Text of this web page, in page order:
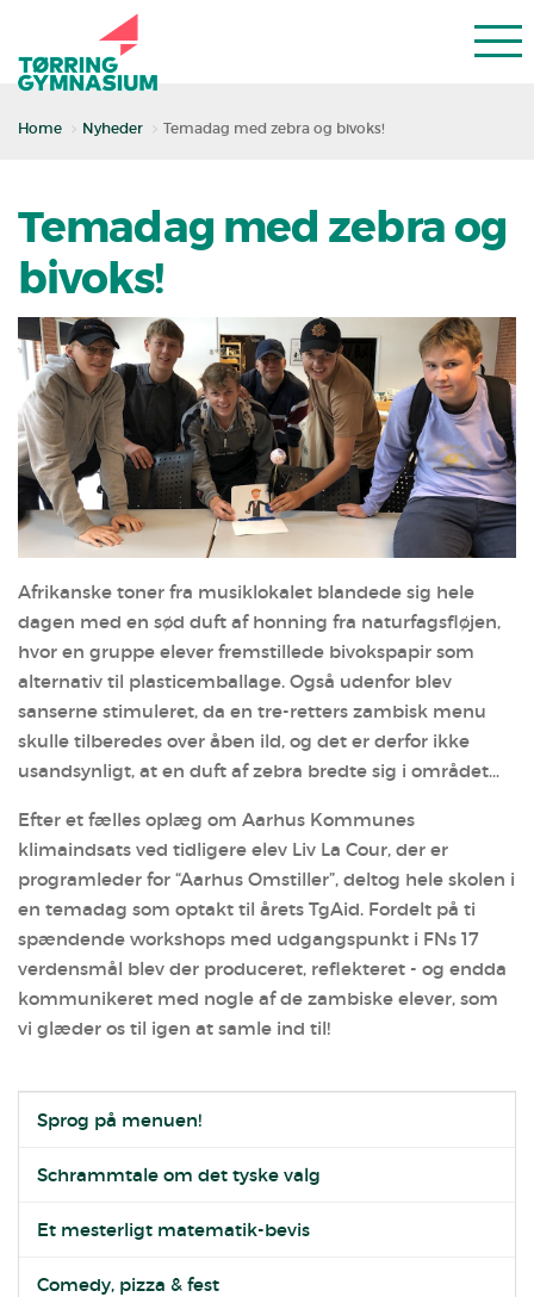
Home Nyheder Temadag med zebra og bivoks!
Temadag med zebra og
bivoks!
Afrikanske toner fra musiklokalet blandede sig hele
dagen med en sød duft af honning fra naturfagsfløjen,
hvor en gruppe elever fremstillede bivokspapir som
alternativ til plasticemballage. Også udenfor blev
sanserne stimuleret, da en tre-retters zambisk menu
skulle tilberedes over åben ild, og det er derfor ikke
usandsynligt, at en duft af zebra bredte sig i området…
Efter et fælles oplæg om Aarhus Kommunes
klimaindsats ved tidligere elev Liv La Cour, der er
programleder for “Aarhus Omstiller”, deltog hele skolen i
en temadag som optakt til årets TgAid. Fordelt på ti
spændende workshops med udgangspunkt i FNs 17
verdensmål blev der produceret, reflekteret - og endda
kommunikeret med nogle af de zambiske elever, som
vi glæder os til igen at samle ind til!
Sprog på menuen!
Schrammtale om det tyske valg
Et mesterligt matematik-bevis
Comedy, pizza & fest